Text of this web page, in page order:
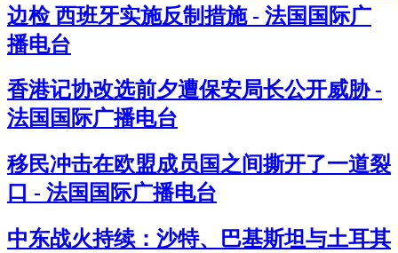
边检 西班牙实施反制措施 - 法国国际广
播电台
香港记协改选前夕遭保安局长公开威胁 -
法国国际广播电台
移民冲击在欧盟成员国之间撕开了一道裂
口 - 法国国际广播电台
中东战火持续：沙特、巴基斯坦与土耳其